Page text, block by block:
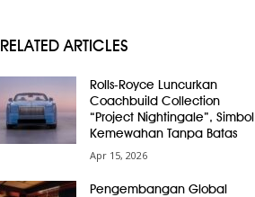
RELATED ARTICLES
Rolls-Royce Luncurkan
Coachbuild Collection
“Project Nightingale”, Simbol
Kemewahan Tanpa Batas
Apr 15, 2026
Pengembangan Global